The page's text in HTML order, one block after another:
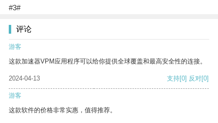
#3#
评论
游客
这款加速器VPM应用程序可以给你提供全球覆盖和最高安全性的连接。
2024-04-13 支持[0] 反对[0]
游客
这款软件的价格非常实惠，值得推荐。